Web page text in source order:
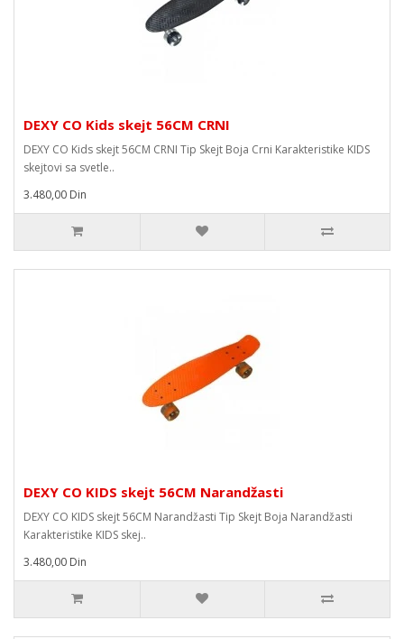
DEXY CO Kids skejt 56CM CRNI
DEXY CO Kids skejt 56CM CRNI Tip Skejt Boja Crni Karakteristike KIDS
skejtovi sa svetle..
3.480,00 Din
DEXY CO KIDS skejt 56CM Narandžasti
DEXY CO KIDS skejt 56CM Narandžasti Tip Skejt Boja Narandžasti
Karakteristike KIDS skej..
3.480,00 Din